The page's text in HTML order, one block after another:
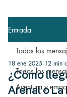
Entrada
Todos los
Aventura y
Todos los
¿Cómo
Arenal o
18 ene 2025 12 min